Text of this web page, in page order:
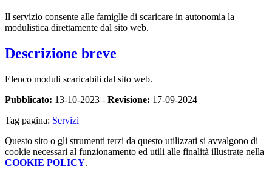
Il servizio consente alle famiglie di scaricare in autonomia la
modulistica direttamente dal sito web.
Descrizione breve
Elenco moduli scaricabili dal sito web.
Pubblicato: 13-10-2023 - Revisione: 17-09-2024
Tag pagina: Servizi
Questo sito o gli strumenti terzi da questo utilizzati si avvalgono di
cookie necessari al funzionamento ed utili alle finalità illustrate nella
COOKIE POLICY.